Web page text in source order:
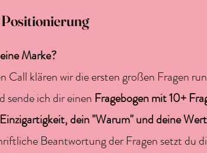
Marke?
klären wir die ersten großen Fragen
sende ich dir einen Fragebogen mit 10+
dein "Warum" und deine
Beantwortung der Fragen setzt du